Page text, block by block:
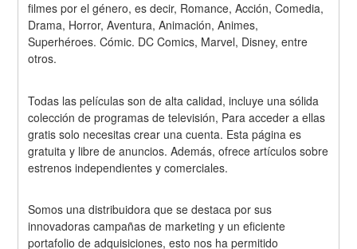
filmes por el género, es decir, Romance, Acción, Comedia,
Drama, Horror, Aventura, Animación, Animes,
Superhéroes. Cómic. DC Comics, Marvel, Disney, entre
otros.
Todas las películas son de alta calidad, incluye una sólida
colección de programas de televisión, Para acceder a ellas
gratis solo necesitas crear una cuenta. Esta página es
gratuita y libre de anuncios. Además, ofrece artículos sobre
estrenos independientes y comerciales.
Somos una distribuidora que se destaca por sus
innovadoras campañas de marketing y un eficiente
portafolio de adquisiciones, esto nos ha permitido